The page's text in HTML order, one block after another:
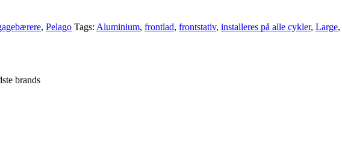
, Pelago Tags: Aluminium, frontlad, frontstativ, installeres på alle cykler, Large,
brands